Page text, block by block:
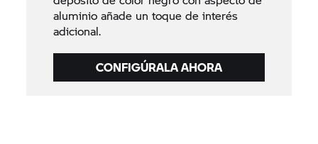
aluminio añade un toque de interés
adicional.
CONFIGÚRALA AHORA